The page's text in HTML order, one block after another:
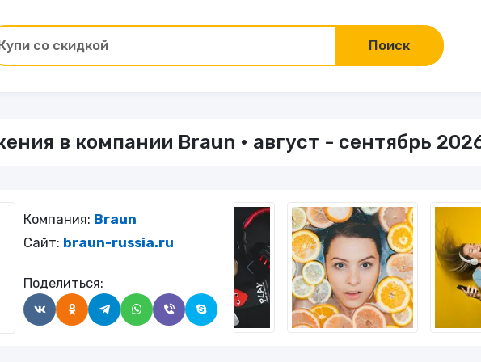
Зоотовары
Работа и образование
Электрокамины
со скидкой Поиск
в компании Braun • август - сентябрь
Компания: Braun
Сайт: braun-russia.ru
Поделиться: